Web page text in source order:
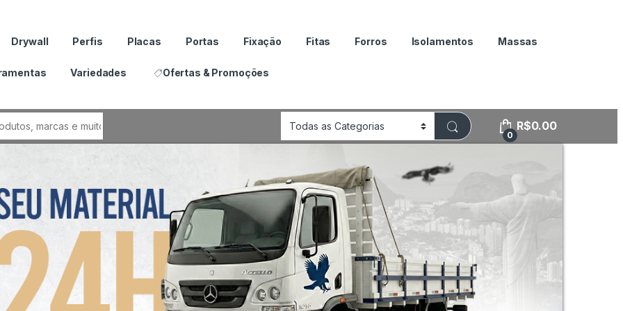
Drywall Perfis Placas Portas Fixação Fitas Forros Isolamentos Massas
Variedades Ofertas & Promoções
0
R$0.00